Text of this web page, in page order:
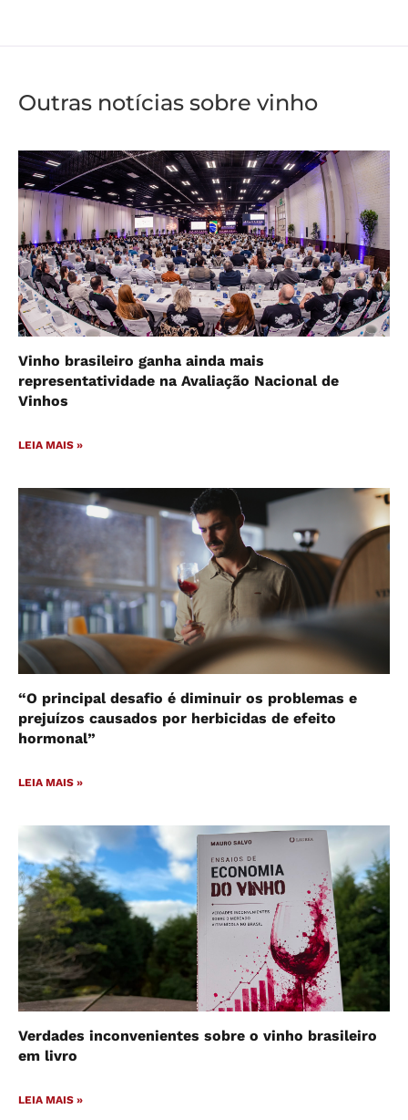
Outras notícias sobre vinho
Vinho brasileiro ganha ainda mais
representatividade na Avaliação Nacional de
Vinhos
LEIA MAIS »
“O principal desafio é diminuir os problemas e
prejuízos causados por herbicidas de efeito
hormonal”
LEIA MAIS »
Verdades inconvenientes sobre o vinho brasileiro
em livro
LEIA MAIS »